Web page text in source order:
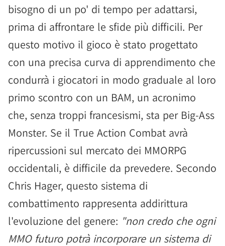
bisogno di un po' di tempo per adattarsi,
prima di affrontare le sfide più difficili. Per
questo motivo il gioco è stato progettato
con una precisa curva di apprendimento che
condurrà i giocatori in modo graduale al loro
primo scontro con un BAM, un acronimo
che, senza troppi francesismi, sta per Big-Ass
Monster. Se il True Action Combat avrà
ripercussioni sul mercato dei MMORPG
occidentali, è difficile da prevedere. Secondo
Chris Hager, questo sistema di
combattimento rappresenta addirittura
l'evoluzione del genere: "non credo che ogni
MMO futuro potrà incorporare un sistema di